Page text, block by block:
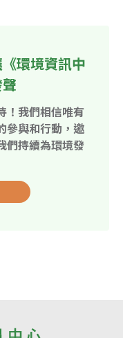
環境資訊中
！我們相信唯有
參與和行動，邀
們持續為環境發